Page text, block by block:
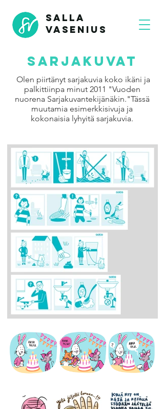
SALLA
VASENIUS
SARJAKUVAT
Olen piirtänyt sarjakuvia koko ikäni ja
palkittiinpa minut 2011 "Vuoden
nuorena Sarjakuvantekijänäkin."Tässä
muutamia esimerkkisivuja ja
kokonaisia lyhyitä sarjakuvia.